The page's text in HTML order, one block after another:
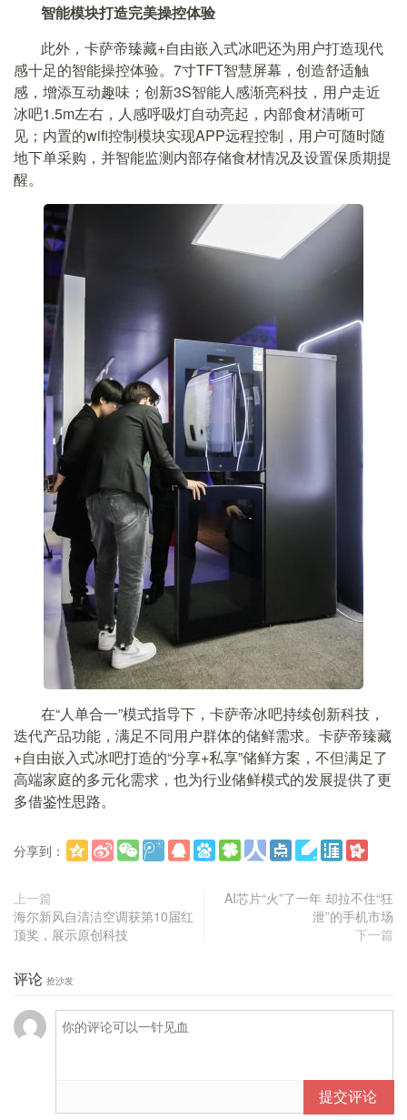
智能模块打造完美操控体验
此外，卡萨帝臻藏+自由嵌入式冰吧还为用户打造现代
感十足的智能操控体验。7寸TFT智慧屏幕，创造舒适触
感，增添互动趣味；创新3S智能人感渐亮科技，用户走近
冰吧1.5m左右，人感呼吸灯自动亮起，内部食材清晰可
见；内置的wifi控制模块实现APP远程控制，用户可随时随
地下单采购，并智能监测内部存储食材情况及设置保质期提
醒。
在“人单合一”模式指导下，卡萨帝冰吧持续创新科技，
迭代产品功能，满足不同用户群体的储鲜需求。卡萨帝臻藏
+自由嵌入式冰吧打造的“分享+私享”储鲜方案，不但满足了
高端家庭的多元化需求，也为行业储鲜模式的发展提供了更
多借鉴性思路。
分享到：
上一篇
海尔新风自清洁空调获第10届红
顶奖，展示原创科技
AI芯片“火”了一年 却拉不住“狂
泄”的手机市场
下一篇
评论 抢沙发
提交评论